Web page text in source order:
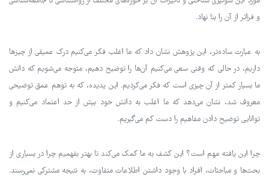
و فراتر از آن را بنا نهاد.
به عبارت ساده‌تر، این پژوهش نشان داد که ما اغلب فکر می‌کنیم درک عمیقی از چیزها
داریم، در حالی که وقتی سعی می‌کنیم آن‌ها را توضیح دهیم، متوجه می‌شویم که دانش
ما بسیار کمتر از آن چیزی است که فکر می‌کردیم. این پدیده، که به توهم عمق توضیحی
معروف شد، نشان می‌دهد که ما اغلب به دانش خود بیش از حد اعتماد می‌کنیم و
توانایی توضیح دادن مفاهیم را دست کم می‌گیریم.
چرا این یافته مهم است؟ این کشف به ما کمک می‌کند تا بهتر بفهمیم چرا در بسیاری از
بحث‌ها و مباحثات، افراد با وجود داشتن اطلاعات متفاوت، به نتیجه مشترکی نمی‌رسند.